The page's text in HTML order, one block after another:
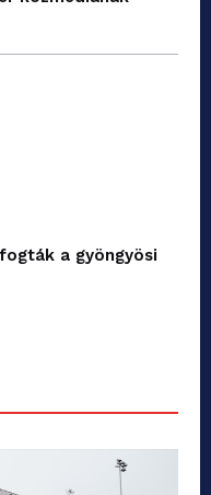
a gyöngyösi